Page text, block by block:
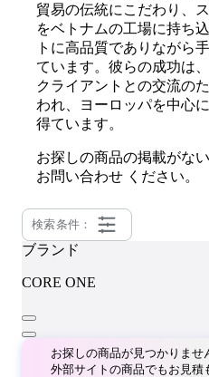
貿易の伝統にこだわり、
をベトナムの工場に持ち
トに高品質でありながら
ています。彼らの成功は
クライアントとの交流の
われ、ヨーロッパを中心
得ています。
お探しの商品の掲載がな
お問い合わせ ください。
検索条件：
ブランド
CORE ONE
お探しの商品が見つかりませ
外部サイトの商品でもお見積